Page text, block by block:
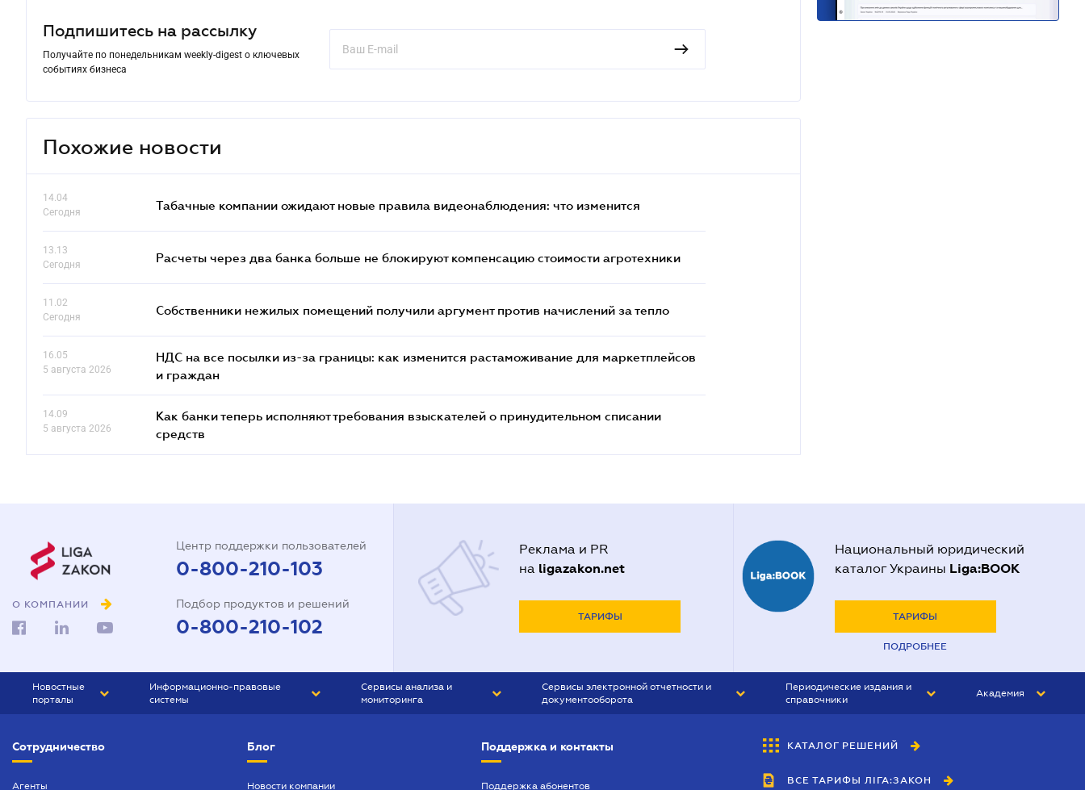
Подпишитесь на рассылку
Получайте по понедельникам weekly-digest о ключевых
событиях бизнеса
Похожие новости
14.04
Сегодня
Табачные компании ожидают новые правила видеонаблюдения: что изменится
13.13
Сегодня
Расчеты через два банка больше не блокируют компенсацию стоимости агротехники
11.02
Сегодня
Собственники нежилых помещений получили аргумент против начислений за тепло
16.05
5 августа 2026
НДС на все посылки из-за границы: как изменится растаможивание для маркетплейсов
и граждан
14.09
5 августа 2026
Как банки теперь исполняют требования взыскателей о принудительном списании
средств
О КОМПАНИИ
Центр поддержки пользователей
0-800-210-103
Подбор продуктов и решений
0-800-210-102
Реклама и PR
на ligazakon.net
ТАРИФЫ
Национальный юридический
каталог Украины Liga:BOOK
ТАРИФЫ
ПОДРОБНЕЕ
Новостные
порталы
БИЗНЕС
Информационно-правовые
системы
Сервисы анализа и
мониторинга
Сервисы электронной отчетности и
документооборота
Периодические издания и
справочники
БУХГАЛТЕР&ЗАКОН
ВЕСТНИК МСФО
Академия
Сотрудничество
Агенты
Блог
Новости компании
Поддержка и контакты
Поддержка абонентов
КАТАЛОГ РЕШЕНИЙ
ВСЕ ТАРИФЫ ЛІГА:ЗАКОН